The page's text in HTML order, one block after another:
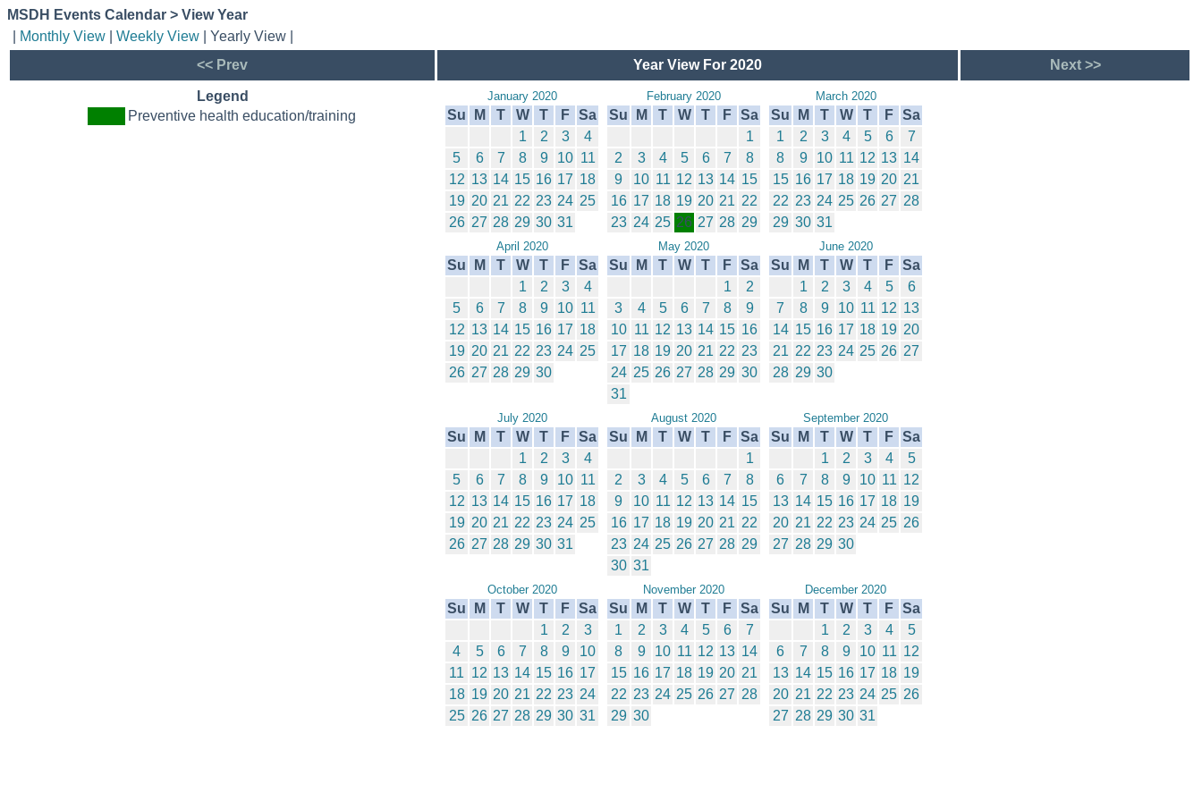
MSDH Events Calendar > View Year
Monthly View Weekly View | Yearly View |
<< Prev
Year View For 2020 Next >>
Legend
Preventive health education/training
January 2020
Su M T W T F Sa
1
2 3
4
5
6 7 8 9 10 11
12 13 14 15 16 17 18
19 20 21 22 23 24 25
26 27 28 29 30 31
February 2020
Su M T W T F Sa
1
2
3 4 5 6 7
8
9
10 11 12 13 14 15
16 17 18 19 20 21 22
23 24 25 26 27 28 29
March 2020
Su M T W T F Sa
1
2 3 4 5 6
7
8
9 10 11 12 13 14
15 16 17 18 19 20 21
22 23 24 25 26 27 28
29 30 31
April 2020
Su M T W T F Sa
1
2 3
4
5
6 7 8 9 10 11
12 13 14 15 16 17 18
19 20 21 22 23 24 25
26 27 28 29 30
May 2020
Su M T W T F Sa
1
2
3
4 5 6 7 8
9
10 11 12 13 14 15 16
17 18 19 20 21 22 23
24 25 26 27 28 29 30
31
June 2020
Su M T W T F Sa
1
2 3 4 5
6
7
8 9 10 11 12 13
14 15 16 17 18 19 20
21 22 23 24 25 26 27
28 29 30
July 2020
Su M T W T F Sa
1
2 3
4
5
6 7 8 9 10 11
12 13 14 15 16 17 18
19 20 21 22 23 24 25
26 27 28 29 30 31
August 2020
Su M T W T F Sa
1
2
3 4 5 6 7
8
9
10 11 12 13 14 15
16 17 18 19 20 21 22
23 24 25 26 27 28 29
30 31
September 2020
Su M T W T F Sa
1
2 3 4
5
6
7 8 9 10 11 12
13 14 15 16 17 18 19
20 21 22 23 24 25 26
27 28 29 30
October 2020
Su M T W T F Sa
1
2
3
4
5 6 7 8 9
10
11 12 13 14 15 16 17
18 19 20 21 22 23 24
25 26 27 28 29 30 31
November 2020
Su M T W T F Sa
1
2 3 4 5 6
7
8
9 10 11 12 13 14
15 16 17 18 19 20 21
22 23 24 25 26 27 28
29 30
December 2020
Su M T W T F Sa
1
2 3 4
5
6
7 8 9 10 11 12
13 14 15 16 17 18 19
20 21 22 23 24 25 26
27 28 29 30 31